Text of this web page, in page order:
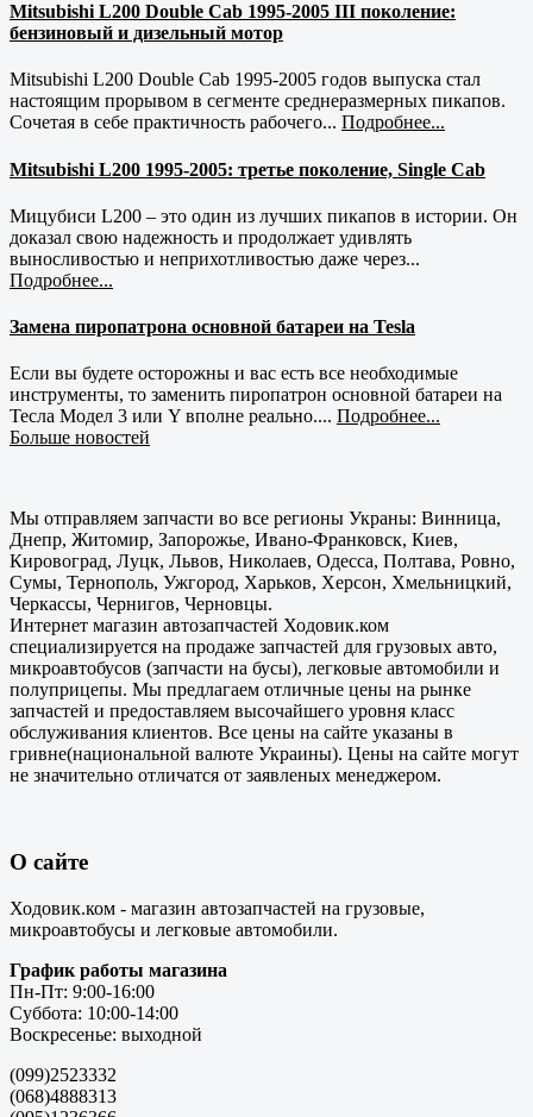
Mitsubishi L200 Double Cab 1995-2005 III поколение:
бензиновый и дизельный мотор
Mitsubishi L200 Double Cab 1995-2005 годов выпуска стал
настоящим прорывом в сегменте среднеразмерных пикапов.
Сочетая в себе практичность рабочего... Подробнее...
Mitsubishi L200 1995-2005: третье поколение, Single Cab
Мицубиси L200 – это один из лучших пикапов в истории. Он
доказал свою надежность и продолжает удивлять
выносливостью и неприхотливостью даже через...
Подробнее...
Замена пиропатрона основной батареи на Tesla
Если вы будете осторожны и вас есть все необходимые
инструменты, то заменить пиропатрон основной батареи на
Тесла Модел 3 или Y вполне реально.... Подробнее...
Больше новостей
Мы отправляем запчасти во все регионы Украны: Винница,
Днепр, Житомир, Запорожье, Ивано-Франковск, Киев,
Кировоград, Луцк, Львов, Николаев, Одесса, Полтава, Ровно,
Сумы, Тернополь, Ужгород, Харьков, Херсон, Хмельницкий,
Черкассы, Чернигов, Черновцы.
Интернет магазин автозапчастей Ходовик.ком
специализируется на продаже запчастей для грузовых авто,
микроавтобусов (запчасти на бусы), легковые автомобили и
полуприцепы. Мы предлагаем отличные цены на рынке
запчастей и предоставляем высочайшего уровня класс
обслуживания клиентов. Все цены на сайте указаны в
гривне(национальной валюте Украины). Цены на сайте могут
не значительно отличатся от заявленых менеджером.
О сайте
Ходовик.ком - магазин автозапчастей на грузовые,
микроавтобусы и легковые автомобили.
График работы магазина
Пн-Пт: 9:00-16:00
Суббота: 10:00-14:00
Воскресенье: выходной
(099)2523332
(068)4888313